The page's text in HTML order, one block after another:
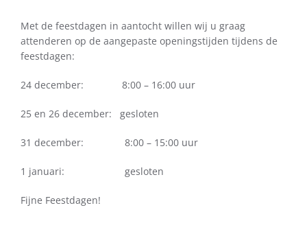
Met de feestdagen in aantocht willen wij u graag
attenderen op de aangepaste openingstijden tijdens de
feestdagen:
24 december: 8:00 – 16:00 uur
25 en 26 december: gesloten
31 december: 8:00 – 15:00 uur
1 januari: gesloten
Fijne Feestdagen!